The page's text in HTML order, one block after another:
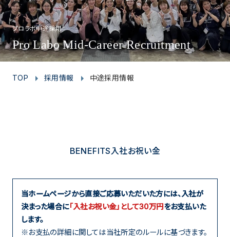
プロラボ中途採用
Pro Labo Mid-Career Recruitment
TOP 採用情報 中途採用情報
BENEFITS 入社お祝い金
当ホームページから直接ご応募いただいた方には、入社が
決まった場合に「入社お祝い金」として30万円をお支払いた
します。
※お支払の詳細に関しては当社所定のルールに基づきます。